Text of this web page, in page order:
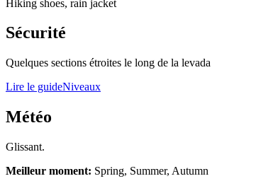
Hiking shoes, rain jacket
Sécurité
Quelques sections étroites le long de la levada
Lire le guideNiveaux
Météo
Glissant.
Meilleur moment: Spring, Summer, Autumn